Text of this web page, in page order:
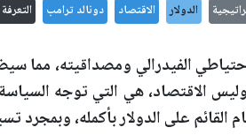
الدولار الاقتصاد دونالد ترامب
الفيدرالي ومصداقيته، مما سيضر
الاقتصاد، هي التي توجه
على الدولار بأكمله، وبمجرد